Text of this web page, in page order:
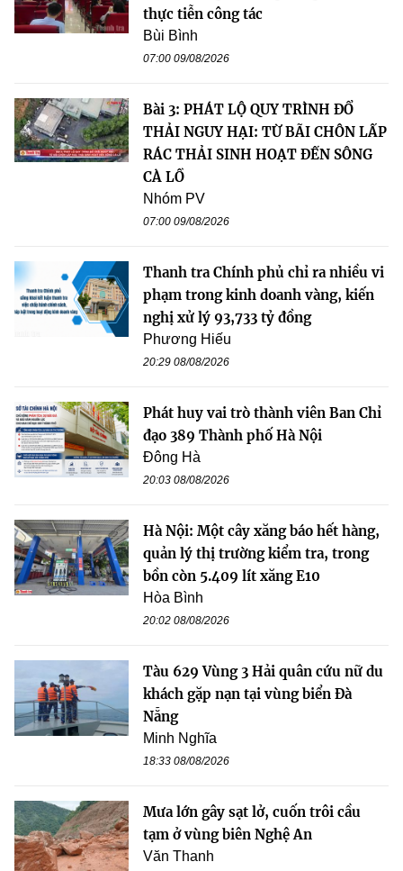
thực tiễn công tác
Bùi Bình
07:00 09/08/2026
Bài 3: PHÁT LỘ QUY TRÌNH ĐỔ
THẢI NGUY HẠI: TỪ BÃI CHÔN LẤP
RÁC THẢI SINH HOẠT ĐẾN SÔNG
CÀ LỒ
Nhóm PV
07:00 09/08/2026
Thanh tra Chính phủ chỉ ra nhiều vi
phạm trong kinh doanh vàng, kiến
nghị xử lý 93,733 tỷ đồng
Phương Hiếu
20:29 08/08/2026
Phát huy vai trò thành viên Ban Chỉ
đạo 389 Thành phố Hà Nội
Đông Hà
20:03 08/08/2026
Hà Nội: Một cây xăng báo hết hàng,
quản lý thị trường kiểm tra, trong
bồn còn 5.409 lít xăng E10
Hòa Bình
20:02 08/08/2026
Tàu 629 Vùng 3 Hải quân cứu nữ du
khách gặp nạn tại vùng biển Đà
Nẵng
Minh Nghĩa
18:33 08/08/2026
Mưa lớn gây sạt lở, cuốn trôi cầu
tạm ở vùng biên Nghệ An
Văn Thanh